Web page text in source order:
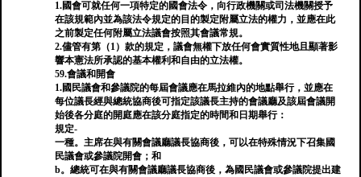
1.國會可就任何一項特定的國會法令，向行政機關或司法機關授予
在該規範內並為該法令規定的目的製定附屬立法的權力，並應在此
之前製定任何附屬立法議會按照其會議常規。
2.儘管有第（1）款的規定，議會無權下放任何會實質性地且顯著影
響本憲法所承認的基本權利和自由的立法權。
59.會議和開會
1.國民議會和參議院的每屆會議應在馬拉維內的地點舉行，並應在
每位議長經與總統協商後可指定該議長主持的會議廳及該屆會議開
始後各分庭的開庭應在該分庭指定的時間和日期舉行：
規定-
一種。主席在與有關會議廳議長協商後，可以在特殊情況下召集國
民議會或參議院開會；和
b。總統可在與有關會議廳議長協商後，為國民議會或參議院提出建